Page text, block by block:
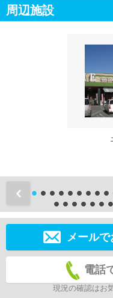
周辺施設
前
メール
電話
現況の確認はお